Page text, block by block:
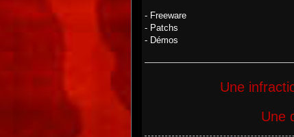
- Freeware
- Patchs
- Démos
Une
Une